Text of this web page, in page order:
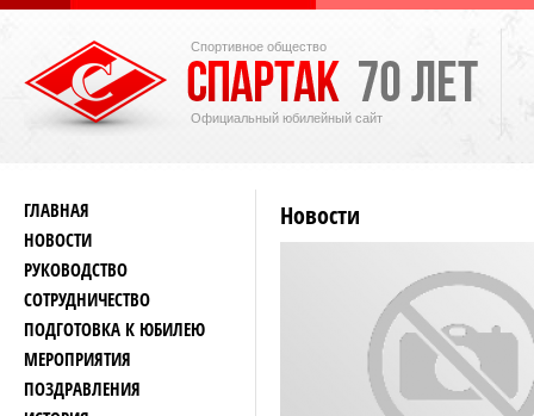
Спортивное общество
Официальный юбилейный сайт
ГЛАВНАЯ
НОВОСТИ
РУКОВОДСТВО
СОТРУДНИЧЕСТВО
ПОДГОТОВКА К ЮБИЛЕЮ
МЕРОПРИЯТИЯ
ПОЗДРАВЛЕНИЯ
Новости